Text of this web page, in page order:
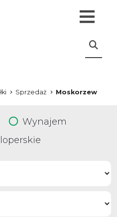
Sprzedaż Moskorzew
Wynajem